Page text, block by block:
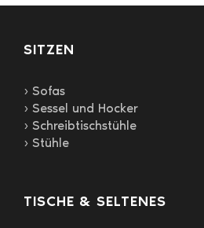
SITZEN
› Sofas
› Sessel und Hocker
› Schreibtischstühle
› Stühle
TISCHE & SELTENES